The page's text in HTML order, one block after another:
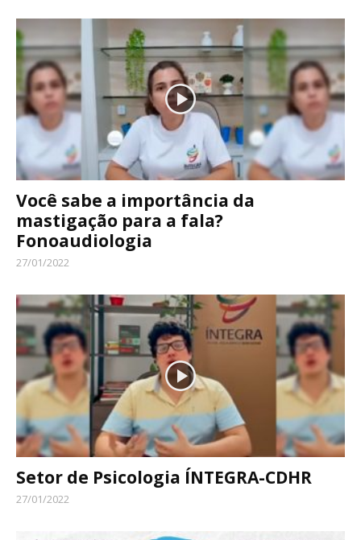
Você sabe a importância da
mastigação para a fala?
Fonoaudiologia
27/01/2022
Setor de Psicologia ÍNTEGRA-CDHR
27/01/2022